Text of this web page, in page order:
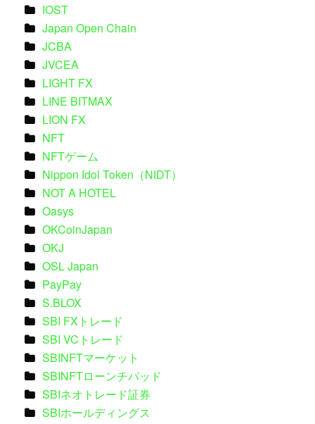
IOST
Japan Open Chain
JCBA
JVCEA
LIGHT FX
LINE BITMAX
LION FX
NFT
NFTゲーム
Nippon Idol Token（NIDT）
NOT A HOTEL
Oasys
OKCoinJapan
OKJ
OSL Japan
PayPay
S.BLOX
SBI FXトレード
SBI VCトレード
SBINFTマーケット
SBINFTローンチパッド
SBIネオトレード証券
SBIホールディングス